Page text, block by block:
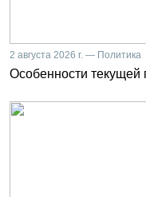
2 августа 2026 г. — Политика
Особенности текущей